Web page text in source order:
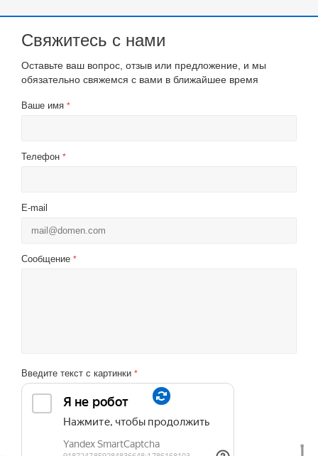
Свяжитесь с нами
Оставьте ваш вопрос, отзыв или предложение, и мы
обязательно свяжемся с вами в ближайшее время
Ваше имя *
Телефон *
E-mail
Сообщение *
Введите текст с картинки *